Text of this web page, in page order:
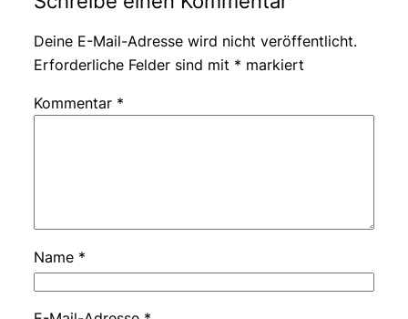
Deine E-Mail-Adresse wird nicht veröffentlicht.
Erforderliche Felder sind mit * markiert
Kommentar *
Name *